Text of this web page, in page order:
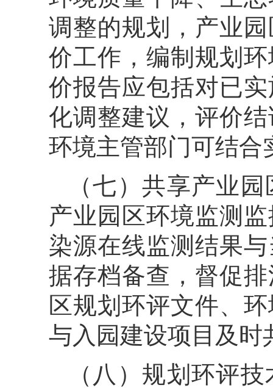
调整的规划，产业
价工作，编制规划
价报告应包括对已
化调整建议，评价
环境主管部门可结合
（七）共享产业
产业园区环境监测
染源在线监测结果
据存档备查，督促
区规划环评文件、
与入园建设项目及时
（八）规划环评